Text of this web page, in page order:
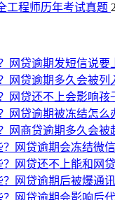
工程师历年考试真题
网贷逾期发短信说要
网贷逾期多久会被列
网贷还不上会影响孩
网贷逾期被冻结怎么
网商贷逾期多久会被
网贷逾期会冻结微信
网贷还不上能和网贷
网贷逾期后被爆通讯
网贷逾期会影响后代